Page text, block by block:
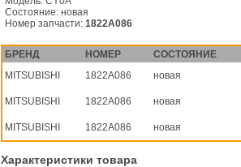
Состояние: новая
Номер запчасти: 1822A086
БРЕНД НОМЕР СОСТОЯНИЕ
MITSUBISHI
1822A086 новая
MITSUBISHI 1822A086 новая
MITSUBISHI 1822A086 новая
Характеристики товара